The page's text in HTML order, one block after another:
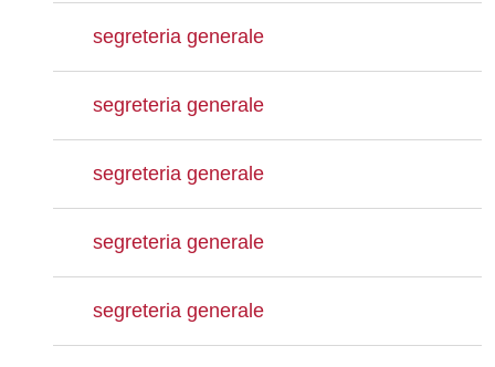
segreteria generale
segreteria generale
segreteria generale
segreteria generale
segreteria generale